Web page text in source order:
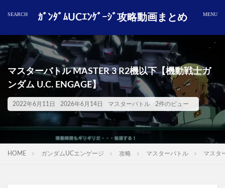
ｶﾞﾝﾀﾞﾑUCｴﾝｹﾞｰｼﾞ攻略動画まとめ
マスターバトル MASTER 3 R2機以下【機動戦士ガ
ンダム U.C. ENGAGE】
2022年6月11日 2026年6月14日 マスターバトル 2件のビュー
HOME ガンダムUCエンゲージ 攻略 マスターバトル マスタ